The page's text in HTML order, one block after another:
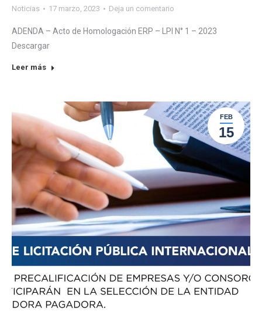
Noticias 17 marzo, 2023 Deja un comentario
ADENDA – Acto de Homologación ERP – LPI N° 1 – 2023
Descargar
Leer más
FEB
15